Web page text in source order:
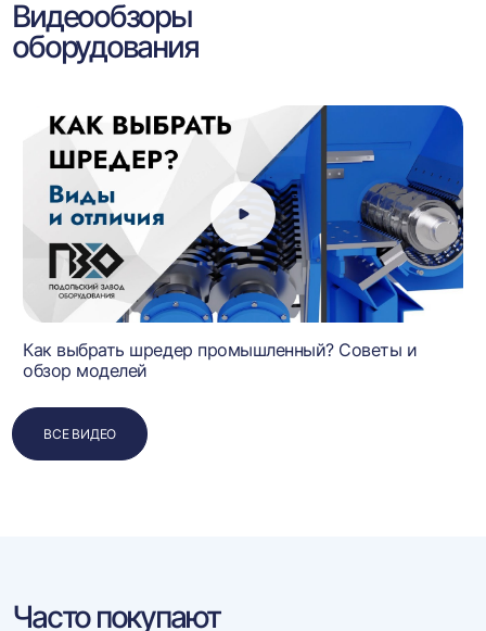
Видеообзоры
оборудования
Как выбрать шредер промышленный? Советы и
обзор моделей
ВСЕ ВИДЕО
Часто покупают